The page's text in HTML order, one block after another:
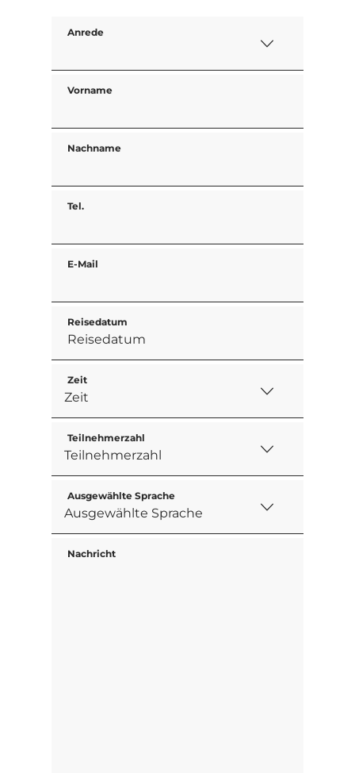
Anrede
Vorname
Nachname
Tel.
E-Mail
Reisedatum
Zeit
Teilnehmerzahl
Ausgewählte Sprache
Nachricht